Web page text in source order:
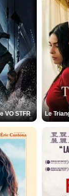
VO STFR Le